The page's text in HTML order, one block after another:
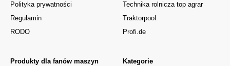
Polityka prywatności
Regulamin
RODO
Kategorie
Produkty dla fanów maszyn
Technika rolnicza top agrar
Traktorpool
Profi.de